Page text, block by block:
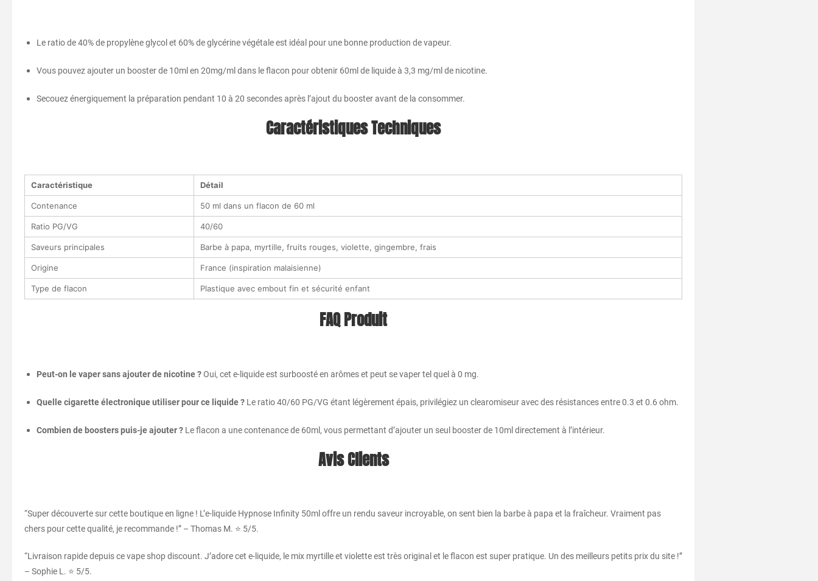
Le ratio de 40% de propylène glycol et 60% de glycérine végétale est idéal pour une bonne production de vapeur.
Vous pouvez ajouter un booster de 10ml en 20mg/ml dans le flacon pour obtenir 60ml de liquide à 3,3 mg/ml de nicotine.
Secouez énergiquement la préparation pendant 10 à 20 secondes après l’ajout du booster avant de la consommer.
Caractéristiques Techniques
Caractéristique Détail
Contenance 50 ml dans un flacon de 60 ml
Ratio PG/VG 40/60
Saveurs principales Barbe à papa, myrtille, fruits rouges, violette, gingembre, frais
Origine France (inspiration malaisienne)
Type de flacon Plastique avec embout fin et sécurité enfant
FAQ Produit
Peut-on le vaper sans ajouter de nicotine ?Oui, cet e-liquide est surboosté en arômes et peut se vaper tel quel à 0 mg.
Quelle cigarette électronique utiliser pour ce liquide ? Le ratio 40/60 PG/VG étant légèrement épais, privilégiez un clearomiseur avec des résistances entre 0.3 et 0.6 ohm.
Combien de boosters puis-je ajouter ? Le flacon a une contenance de 60ml, vous permettant d’ajouter un seul booster de 10ml directement à l’intérieur.
Avis Clients
“Super découverte sur cette boutique en ligne ! L’e-liquide Hypnose Infinity 50ml offre un rendu saveur incroyable, on sent bien la barbe à papa et la fraîcheur. Vraiment pas
chers pour cette qualité, je recommande !” – Thomas M. ⭐ 5/5.
“Livraison rapide depuis ce vape shop discount. J’adore cet e-liquide, le mix myrtille et violette est très original et le flacon est super pratique. Un des meilleurs petits prix du site !”
– Sophie L. ⭐ 5/5.